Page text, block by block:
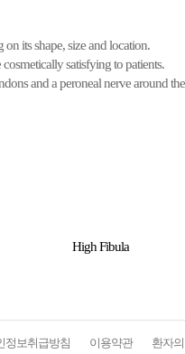
its shape, size and location.
satisfying to patients.
and a peroneal nerve around
High Fibula
정보취급방침 이용약관 환자